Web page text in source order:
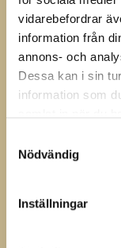
vidarebefordrar
information från
annons- och
Dessa kan i sin
information som
Nödvändig
Inställningar
*” anger
CAPTCHA